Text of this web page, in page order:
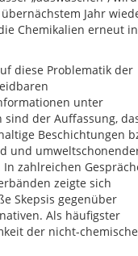
Jahr
Chemikalien erneut in
diese Problematik der
unter
sind der Auffassung,
Beschichtungen
und
zahlreichen
zeigte sich
Skepsis gegenüber
Als häufigster
der nicht-